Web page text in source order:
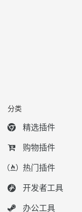
分类
精选插件
购物插件
热门插件
开发者工具
办公工具